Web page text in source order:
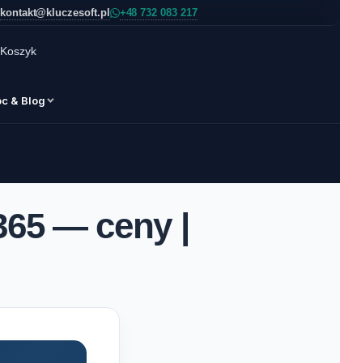
kontakt@kluczesoft.pl
Koszyk
& Blog
— ceny |